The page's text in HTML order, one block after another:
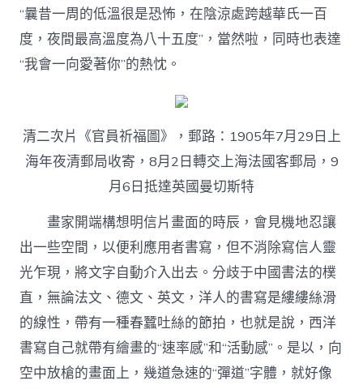
“曩昔一周的低溫很是恐怖，在陰涼處跨越華氏一百
度，夜間最高溫度為八十五度”，當然啦，同時也表達
“我會一向愛著你”的熱忱。
清二次片《官員祈福圖》，郵路：1905年7月29日上
海年夜清郵局收寄，8月2日轉交上海法國客郵局，9
月6日抵達英國曼切斯特
畫家開端構想明信片畫面的時辰，會見機地忍讓
出一些空間，以便利應用者書寫，但不消除寫信人靈
光乍現，將文字自動介入出去。分歧于中國書法的樸
直，無論法文、德文、英文，洋人的書寫是縷縷絲滑
的線性，帶有一種春蠶吐絲的節拍，也就是說，西洋
書寫自己就帶有繪畫的“速率感”和“活動感”。是以，向
空中放槍的畫面上，幾道急速的“彈道”字體，就好像